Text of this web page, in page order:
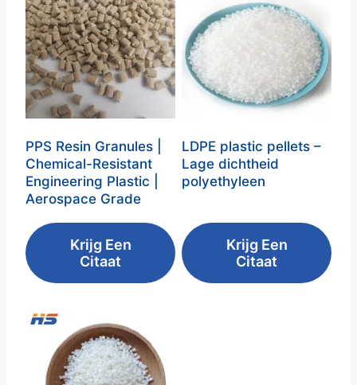
PPS Resin Granules
Chemical-Resistant
Engineering Plastic
Aerospace Grade
Krijg Een
Citaat
LDPE plastic pellets –
Lage dichtheid
polyethyleen‌
Krijg Een
Citaat